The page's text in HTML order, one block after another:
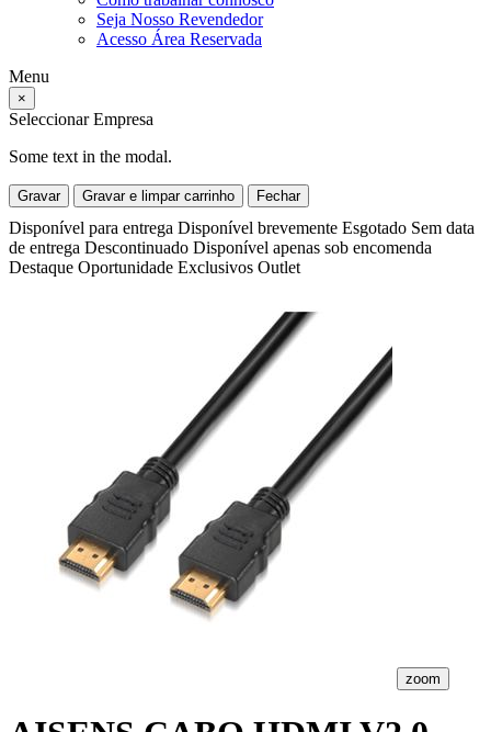
Seja Nosso Revendedor
Acesso Área Reservada
Menu
×
Seleccionar Empresa
Some text in the modal.
Gravar Gravar e limpar carrinho Fechar
Disponível para entrega Disponível brevemente Esgotado Sem data
de entrega Descontinuado Disponível apenas sob encomenda
Destaque Oportunidade Exclusivos Outlet
zoom